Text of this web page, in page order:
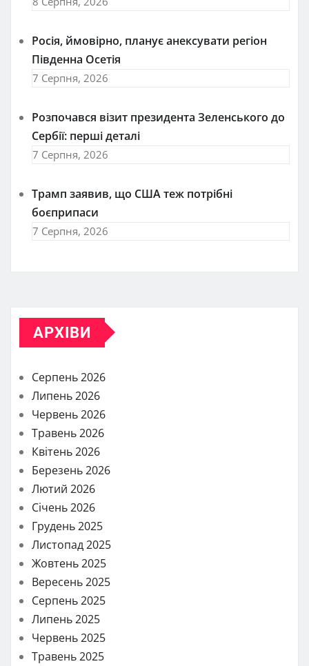
Росія, ймовірно, планує анексувати регіон
Південна Осетія
7 Серпня, 2026
Розпочався візит президента Зеленського до
Сербії: перші деталі
7 Серпня, 2026
Трамп заявив, що США теж потрібні
боєприпаси
7 Серпня, 2026
АРХІВИ
Серпень 2026
Липень 2026
Червень 2026
Травень 2026
Квітень 2026
Березень 2026
Лютий 2026
Січень 2026
Грудень 2025
Листопад 2025
Жовтень 2025
Вересень 2025
Серпень 2025
Липень 2025
Червень 2025
Травень 2025